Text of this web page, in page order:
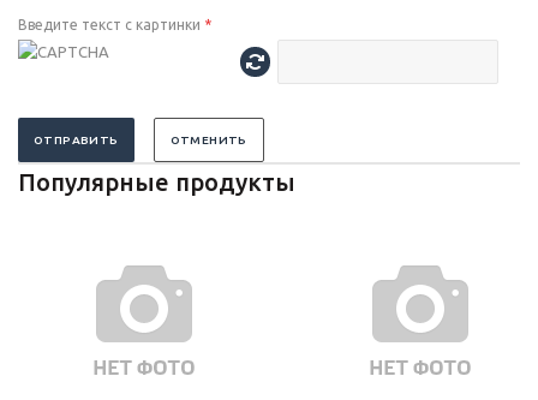
Введите текст с картинки *
ОТПРАВИТЬ ОТМЕНИТЬ
Популярные продукты